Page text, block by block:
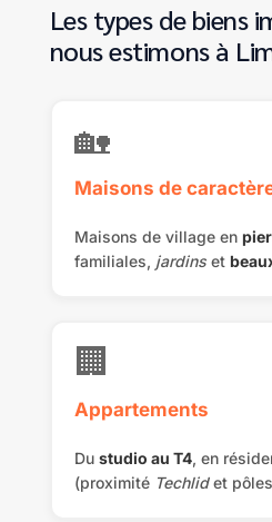
Les types de biens
nous estimons à
🏡
Maisons de
Maisons de village en
familiales, jardinset
🏢
Appartements
Du studio au T4, en
(proximité Techlidet